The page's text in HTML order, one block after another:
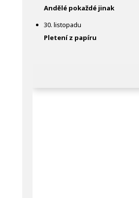
Andělé pokaždé jinak
30. listopadu
Pletení z papíru